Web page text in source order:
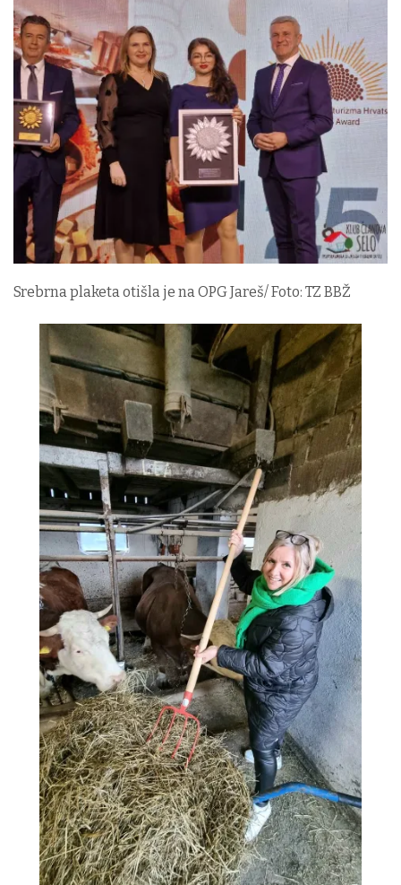
Srebrna plaketa otišla je na OPG Jareš/ Foto: TZ BBŽ